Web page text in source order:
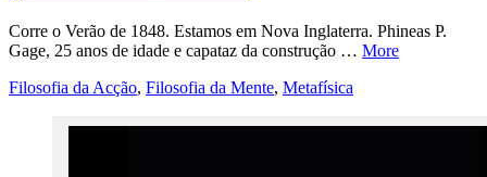
Corre o Verão de 1848. Estamos em Nova Inglaterra. Phineas P.
Gage, 25 anos de idade e capataz da construção … More
Filosofia da Acção, Filosofia da Mente, Metafísica